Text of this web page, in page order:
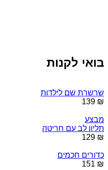
בואי לקנות
שרשרת שם לילדות
₪ 139
מבצע
תליון לב עם חריטה
₪ 129
כדורים חכמים
₪ 151